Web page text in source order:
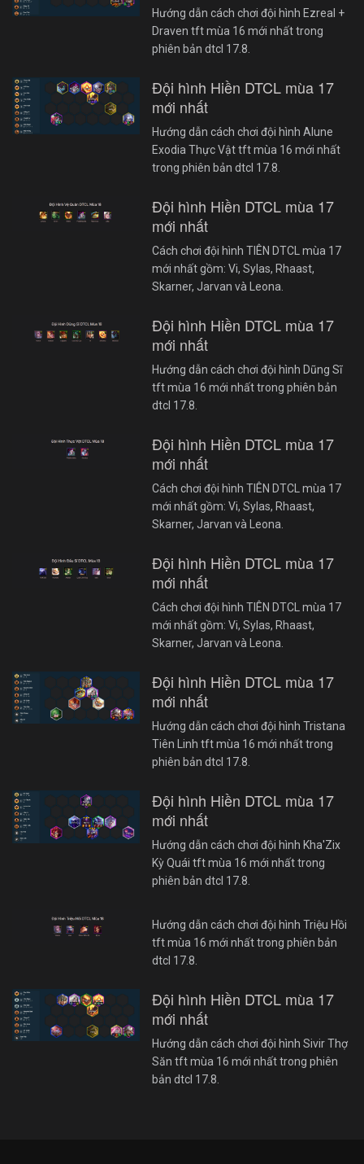
Hướng dẫn cách chơi đội hình Ezreal +
Draven tft mùa 16 mới nhất trong
phiên bản dtcl 17.8.
Đội hình Hiền DTCL mùa 17
mới nhất
Hướng dẫn cách chơi đội hình Alune
Exodia Thực Vật tft mùa 16 mới nhất
trong phiên bản dtcl 17.8.
Đội hình Hiền DTCL mùa 17
mới nhất
Cách chơi đội hình TIÊN DTCL mùa 17
mới nhất gồm: Vi, Sylas, Rhaast,
Skarner, Jarvan và Leona.
Đội hình Hiền DTCL mùa 17
mới nhất
Hướng dẫn cách chơi đội hình Dũng Sĩ
tft mùa 16 mới nhất trong phiên bản
dtcl 17.8.
Đội hình Hiền DTCL mùa 17
mới nhất
Cách chơi đội hình TIÊN DTCL mùa 17
mới nhất gồm: Vi, Sylas, Rhaast,
Skarner, Jarvan và Leona.
Đội hình Hiền DTCL mùa 17
mới nhất
Cách chơi đội hình TIÊN DTCL mùa 17
mới nhất gồm: Vi, Sylas, Rhaast,
Skarner, Jarvan và Leona.
Đội hình Hiền DTCL mùa 17
mới nhất
Hướng dẫn cách chơi đội hình Tristana
Tiên Linh tft mùa 16 mới nhất trong
phiên bản dtcl 17.8.
Đội hình Hiền DTCL mùa 17
mới nhất
Hướng dẫn cách chơi đội hình Kha'Zix
Kỳ Quái tft mùa 16 mới nhất trong
phiên bản dtcl 17.8.
Hướng dẫn cách chơi đội hình Triệu Hồi
tft mùa 16 mới nhất trong phiên bản
dtcl 17.8.
Đội hình Hiền DTCL mùa 17
mới nhất
Hướng dẫn cách chơi đội hình Sivir Thợ
Săn tft mùa 16 mới nhất trong phiên
bản dtcl 17.8.